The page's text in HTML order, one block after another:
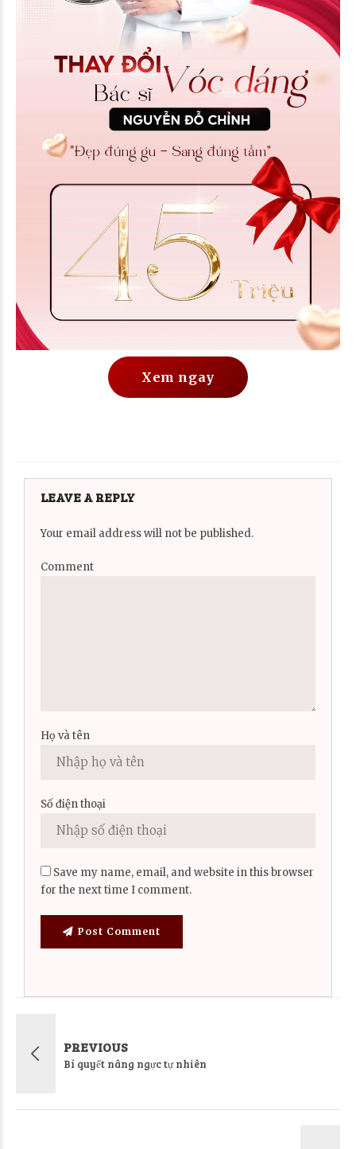
Xem ngay
LEAVE A REPLY
Your email address will not be published.
Comment
Họ và tên
Số điện thoại
Save my name, email, and website in this browser
for the next time I comment.
Post Comment
PREVIOUS
Bí quyết nâng ngực tự nhiên